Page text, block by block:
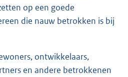
op een goede
die nauw betrokken is bij
ontwikkelaars,
en andere betrokkenen